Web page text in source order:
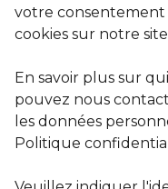
votre consentement
cookies sur notre
En savoir plus sur
pouvez nous
les données
Politique